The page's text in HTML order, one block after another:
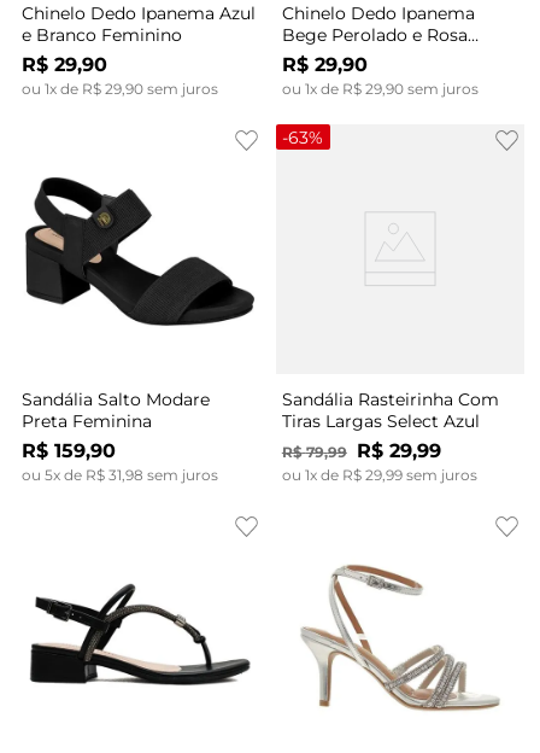
Chinelo Dedo Ipanema Azul
e Branco Feminino
R$ 29,90
ou 1x de R$ 29, 90sem juros
Chinelo Dedo Ipanema
Bege Perolado e Rosa
Feminino
R$ 29,90
ou 1x de R$ 29, 90sem juros
Sandália Salto Modare
Preta Feminina
R$ 159,90
ou 5x de R$ 31 98 sem juros
-63%
Sandália Rasteirinha Com
Tiras Largas Select Azul
R$ 79,99 R$ 29,99
ou 1x de R$ 29, 99sem juros